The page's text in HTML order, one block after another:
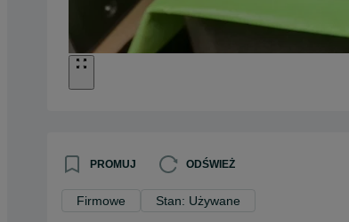
PROMUJ ODŚWIEŻ
Firmowe Stan: Używane